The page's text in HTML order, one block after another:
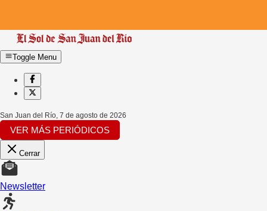
Toggle Menu
San Juan del Río, 7 de agosto de 2026
VER MÁS PERIÓDICOS
Cerrar
Newsletter